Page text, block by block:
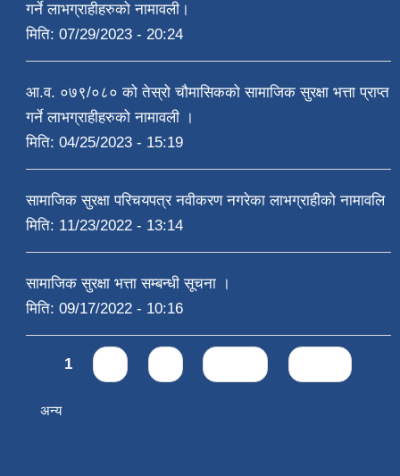
गर्ने लाभग्राहीहरुको नामावली।
मिति: 07/29/2023 - 20:24
आ.व. ०७९/०८० को तेस्रो चौमासिकको सामाजिक सुरक्षा भत्ता प्राप्त
गर्ने लाभग्राहीहरुको नामावली ।
मिति: 04/25/2023 - 15:19
सामाजिक सुरक्षा परिचयपत्र नवीकरण नगरेका लाभग्राहीको नामावलि
मिति: 11/23/2022 - 13:14
सामाजिक सुरक्षा भत्ता सम्बन्धी सूचना ।
मिति: 09/17/2022 - 10:16
Pages
1
अन्य